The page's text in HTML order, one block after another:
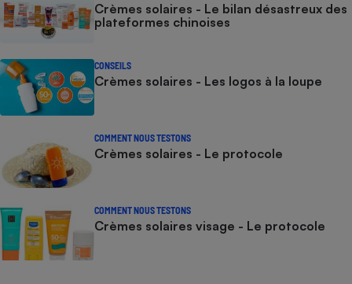
Crèmes solaires - Le bilan désastreux des
plateformes chinoises
CONSEILS
Crèmes solaires - Les logos à la loupe
COMMENT NOUS TESTONS
Crèmes solaires - Le protocole
COMMENT NOUS TESTONS
Crèmes solaires visage - Le protocole